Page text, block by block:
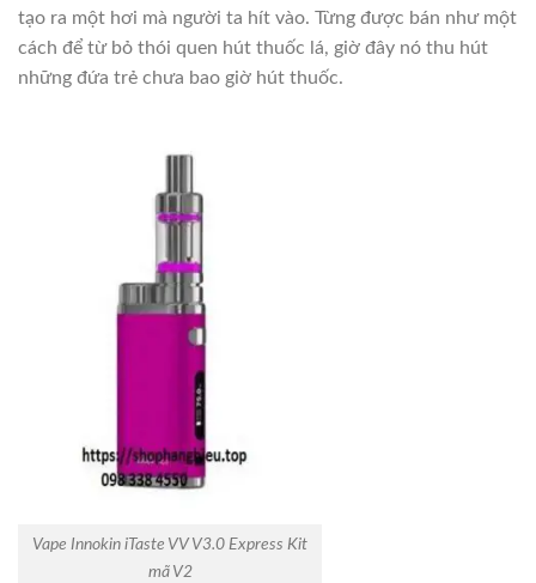
tạo ra một hơi mà người ta hít vào. Từng được bán như một
cách để từ bỏ thói quen hút thuốc lá, giờ đây nó thu hút
những đứa trẻ chưa bao giờ hút thuốc.
Vape Innokin iTaste VV V3.0 Express Kit
mã V2